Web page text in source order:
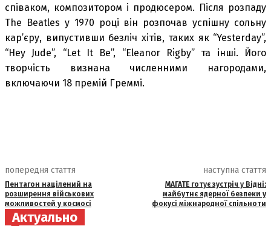
співаком, композитором і продюсером. Після розпаду
The Beatles у 1970 році він розпочав успішну сольну
кар’єру, випустивши безліч хітів, таких як “Yesterday”,
“Hey Jude”, “Let It Be”, “Eleanor Rigby” та інші. Його
творчість визнана численними нагородами,
включаючи 18 премій Греммі.
попередня стаття
Пентагон націлений на
розширення військових
можливостей у космосі
наступна стаття
МАГАТЕ готує зустріч у Відні:
майбутнє ядерної безпеки у
фокусі міжнародної спільноти
Актуально